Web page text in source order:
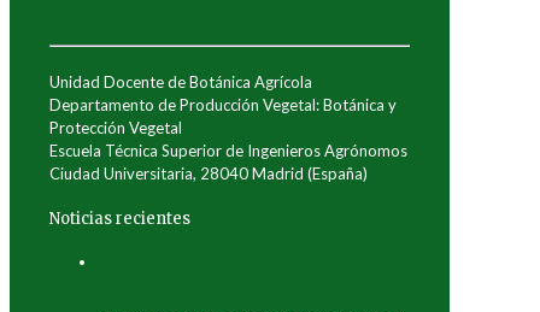
Unidad Docente de Botánica Agrícola
Departamento de Producción Vegetal: Botánica y
Protección Vegetal
Escuela Técnica Superior de Ingenieros Agrónomos
Ciudad Universitaria, 28040 Madrid (España)
Noticias recientes